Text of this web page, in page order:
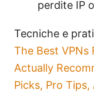
perdite IP
Tecniche e
The Best VPNs
Actually
Picks, Pro